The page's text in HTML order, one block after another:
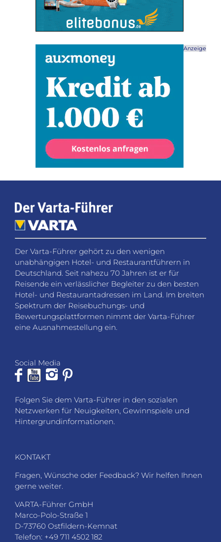
Anzeige
Der Varta-Führer gehört zu den wenigen
unabhängigen Hotel- und Restaurantführern in
Deutschland. Seit nahezu 70 Jahren ist er für
Reisende ein verlässlicher Begleiter zu den besten
Hotel- und Restaurantadressen im Land. Im breiten
Spektrum der Reisebuchungs- und
Bewertungsplattformen nimmt der Varta-Führer
eine Ausnahmestellung ein.
Social Media
Folgen Sie dem Varta-Führer in den sozialen
Netzwerken für Neuigkeiten, Gewinnspiele und
Hintergrundinformationen.
KONTAKT
Fragen, Wünsche oder Feedback? Wir helfen Ihnen
gerne weiter.
VARTA-Führer GmbH
Marco-Polo-Straße 1
D-73760 Ostfildern-Kemnat
Telefon: +49 711 4502 182